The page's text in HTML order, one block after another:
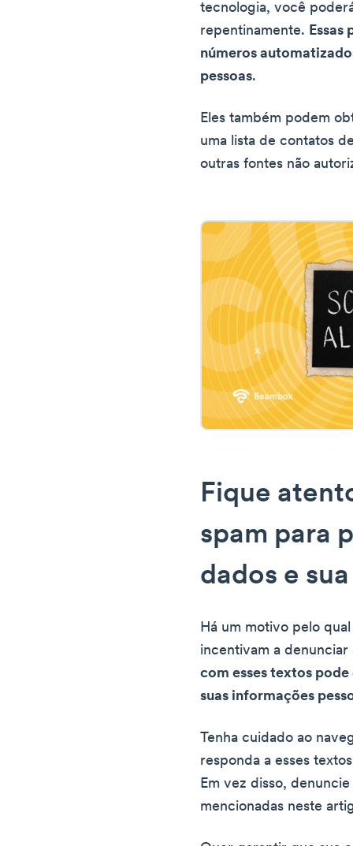
tecnologia, você
repentinamente. Essas
números
pessoas.
Eles também podem
uma lista de contatos
outras fontes não
Fique
spam para
dados e
Há um motivo pelo
incentivam a
com esses textos
suas informações
Tenha cuidado ao
responda a esses
Em vez disso,
mencionadas neste